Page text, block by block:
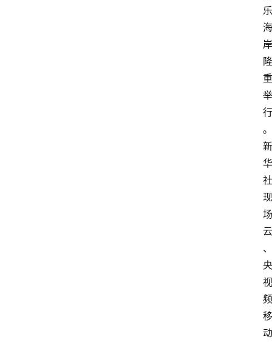
乐
海
岸
隆
重
举
行
。
新
华
社
现
场
云
、
央
视
频
移
动